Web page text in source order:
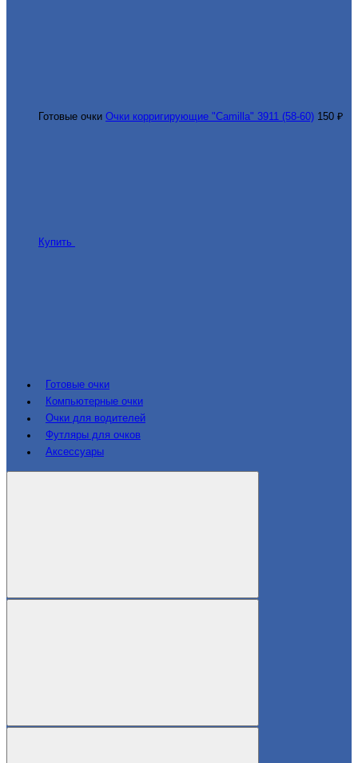
Готовые очки Очки корригирующие "Camilla" 3911 (58-60) 150 ₽
Купить
Готовые очки
Компьютерные очки
Очки для водителей
Футляры для очков
Аксессуары